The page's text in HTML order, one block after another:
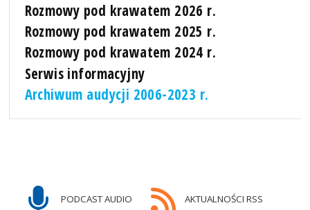
Rozmowy pod krawatem 2026 r.
Rozmowy pod krawatem 2025 r.
Rozmowy pod krawatem 2024 r.
Serwis informacyjny
Archiwum audycji 2006-2023 r.
PODCAST AUDIO AKTUALNOŚCI RSS